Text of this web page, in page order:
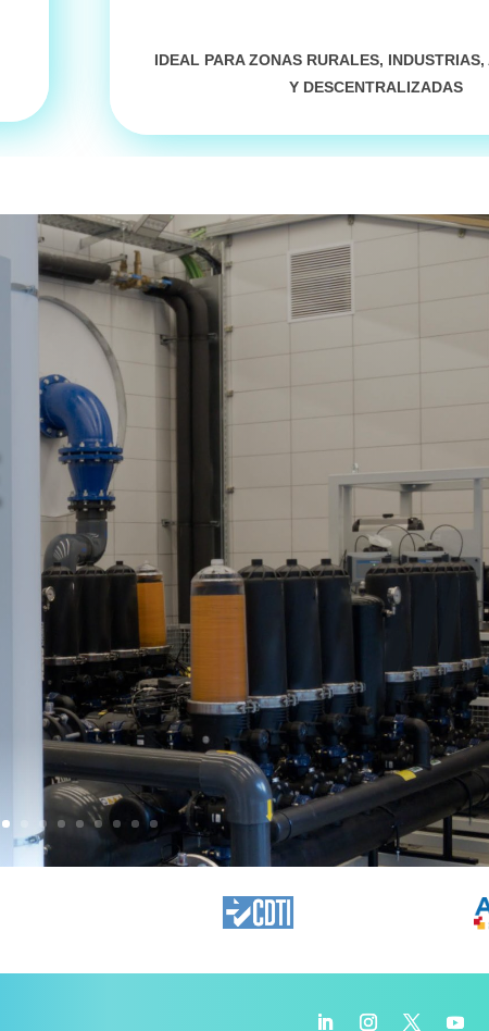
IDEAL PARAZONAS RURALES, INDUSTRIAS,
Y DESCENTRALIZADAS